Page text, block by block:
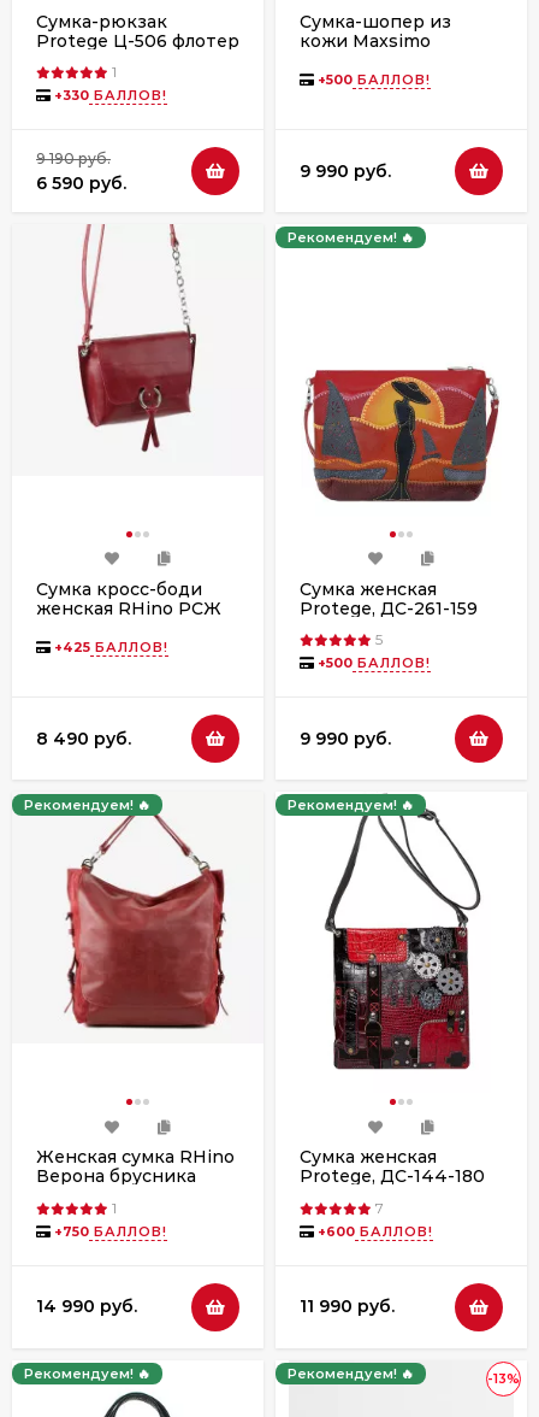
Сумка-рюкзак
Protege Ц-506 флотер
1
+330 БАЛЛОВ!
9 190 руб.
6 590 руб.
Сумка-шопер из
кожи Maxsimo
красная
+500 БАЛЛОВ!
9 990 руб.
Сумка кросс-боди
женская RHino РСЖ
друид
+425 БАЛЛОВ!
8 490 руб.
Рекомендуем! 🔥
Сумка женская
Protege, ДС-261-159
5
+500 БАЛЛОВ!
9 990 руб.
Рекомендуем! 🔥
Женская сумка RHino
Верона брусника
1
+750 БАЛЛОВ!
14 990 руб.
Рекомендуем! 🔥
Сумка женская
Protege, ДС-144-180
7
+600 БАЛЛОВ!
11 990 руб.
Рекомендуем! 🔥 -13%
Рекомендуем! 🔥